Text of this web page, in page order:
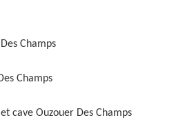
Champs
Champs
cave Ouzouer Des Champs